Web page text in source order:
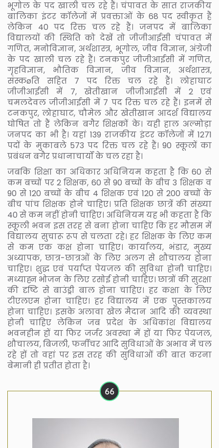
भूगोल के पद खाली चल रहे हैं। चंपावत के सात राजकीय
बालिका इंटर कॉलेजों में प्रवक्ताओं के 68 पद स्वीकृत हैं
लेकिन 40 पद रिक्त चल रहे हैं। जनपद में बालिका
विद्यालयों की स्थिति को देखें तो जीजीआईसी चंपावत में
गणित, मनोविज्ञान, अर्थशास्त्र, भूगोल, जीव विज्ञान, अंग्रेजी
के पद खाली चल रहे हैं। टनकपुर जीजीआईसी में गणित,
गृहविज्ञान, भौतिक विज्ञान, जीव विज्ञान, अर्थशास्त्र,
संस्कøति सहित 7 पद रिक्त चल रहे हैं। लोहाघाट
जीजीआईसी में 7, खेतीखान जीजीआईसी में 2 एवं
चमलदेवल जीजीआईसी में 7 पद रिक्त चल रहे हैं। इनमें से
टनकपुर, लोहाघाट, चौमेल और खेतीखान आदर्श विद्यालय
घोषित तो हैं लेकिन बगैर शिक्षकों के। यही हाल अल्मोड़ा
जनपद का भी है। यहां 139 राजकीय इंटर कॉलेजों में 1271
पदों के मुकाबले 573 पद रिक्त चल रहे हैं। 90 स्कूलों का
प्रबंधन बगैर प्रधानाचार्यों के चल रहा है।
जबकि शिक्षा का अधिकार अधिनियम कहता है कि 60 से
कम बच्चों पर 2 शिक्षक, 60 से 90 बच्चों के बीच 3 शिक्षक व
90 से 120 बच्चों के बीच 4 शिक्षक एवं 120 से 200 बच्चों के
बीच पांच शिक्षक होने चाहिए। प्रति शिक्षक छात्रें की संख्या
40 से कम नहीं होनी चाहिए। अधिनियम यह भी कहता है कि
स्कूली भवन इस तरह से बना होना चाहिए कि हर मौसम में
विद्यालय सुचारू रूप से चलता रहे। हर शिक्षक के लिए कम
से कम एक कक्ष होना चाहिए। कार्यालय, भंडार, मुख्य
अध्यापक, छात्र-छात्रओं के लिए अलग से शौचालय होना
चाहिए। शुद्ध एवं पर्याप्त पेयजल की सुविधा होनी चाहिए।
मध्याह्न भोजन के लिए रसोई होनी चाहिए। छात्रों की सुरक्षा
की दृष्टि से बाउंड्री बाल होना चाहिए। हर कक्षा के लिए
टीएलएम होना चाहिए। हर विद्यालय में एक पुस्तकालय
होना चाहिए। इसके अलावा खेल मैदान आदि की व्यवस्था
होनी चाहिए लेकिन जब प्रदेश के अधिकांश विद्यालय
भवनहीन हों या फिर जर्जर अवस्था में हों या फिर पेयजल,
शौचालय, बिजली, फर्नीचर आदि सुविधाओं के अभाव में चल
रहे हों तो वहां पर इस तरह की सुविधाओं की बात करना
बेमानी ही प्रतीत होता है।